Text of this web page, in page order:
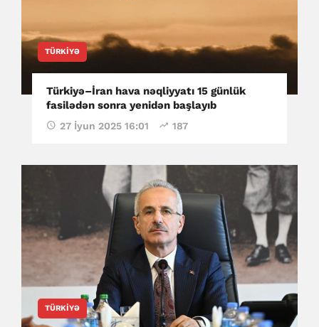
TÜRKIYƏ
Türkiyə–İran hava nəqliyyatı 15 günlük
fasilədən sonra yenidən başlayıb
27 İyun 2025 16:01 187
TÜRKIYƏ